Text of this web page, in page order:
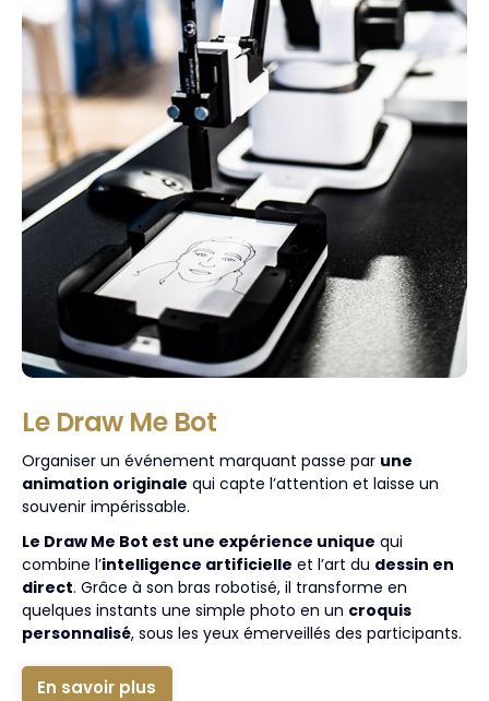
Le Draw Me Bot
Organiser un événement marquant passe par une
animation originale qui capte l’attention et laisse un
souvenir impérissable.
Le Draw Me Bot est une expérience unique qui
combine l’intelligence artificielle et l’art du dessin en
direct. Grâce à son bras robotisé, il transforme en
quelques instants une simple photo en un croquis
personnalisé, sous les yeux émerveillés des participants.
En savoir plus